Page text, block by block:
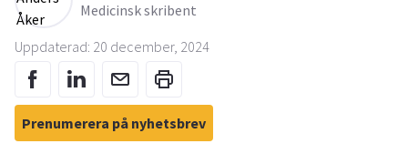
Medicinsk skribent
Uppdaterad: 20 december, 2024
Prenumerera på nyhetsbrev